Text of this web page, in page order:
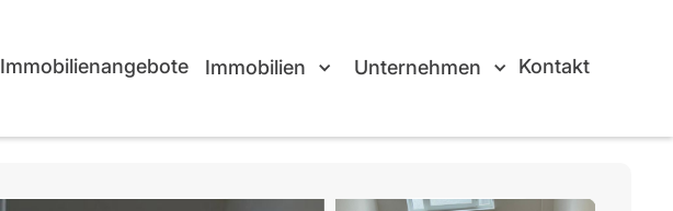
Immobilienangebote Immobilien Unternehmen Kontakt